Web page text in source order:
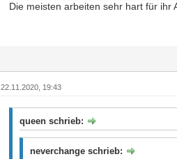
Die meisten arbeiten sehr hart für ihr
22.11.2020, 19:43
queen schrieb:
neverchange schrieb: